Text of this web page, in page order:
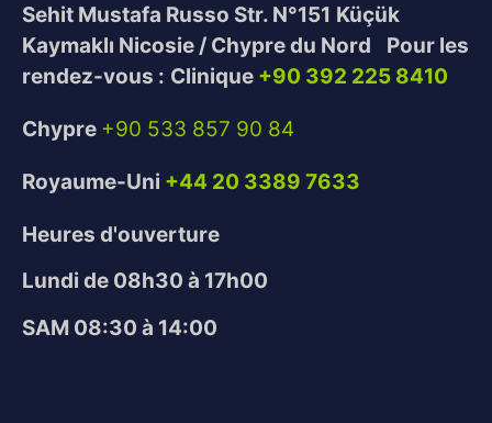
Sehit Mustafa Russo Str. N°151 Küçük
Kaymaklı Nicosie / Chypre du Nord
Pour les
rendez-vous : Clinique +90 392 225 8410
Chypre +90 533 857 90 84
Royaume-Uni +44 20 3389 7633
Heures d'ouverture
Lundi de 08h30 à 17h00
SAM 08:30 à 14:00